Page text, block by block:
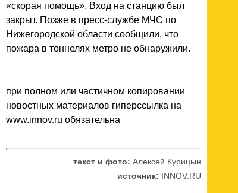
«скорая помощь». Вход на станцию был
закрыт. Позже в пресс-службе МЧС по
Нижегородской области сообщили, что
пожара в тоннелях метро не обнаружили.
при полном или частичном копировании
новостных материалов гиперссылка на
www.innov.ru обязательна
текст и фото: Алексей Курицын
источник: INNOV.RU